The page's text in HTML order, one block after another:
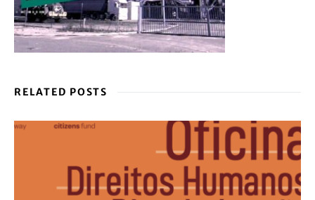
RELATED POSTS